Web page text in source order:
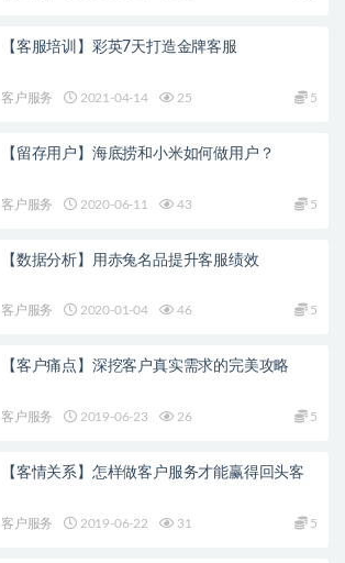
【客服培训】彩英7天打造金牌客服
客户服务 2021-04-14 25 5
【留存用户】海底捞和小米如何做用户？
客户服务 2020-06-11 43 5
【数据分析】用赤兔名品提升客服绩效
客户服务 2020-01-04 46 5
【客户痛点】深挖客户真实需求的完美攻略
客户服务 2019-06-23 26 5
【客情关系】怎样做客户服务才能赢得回头客
客户服务 2019-06-22 31 5